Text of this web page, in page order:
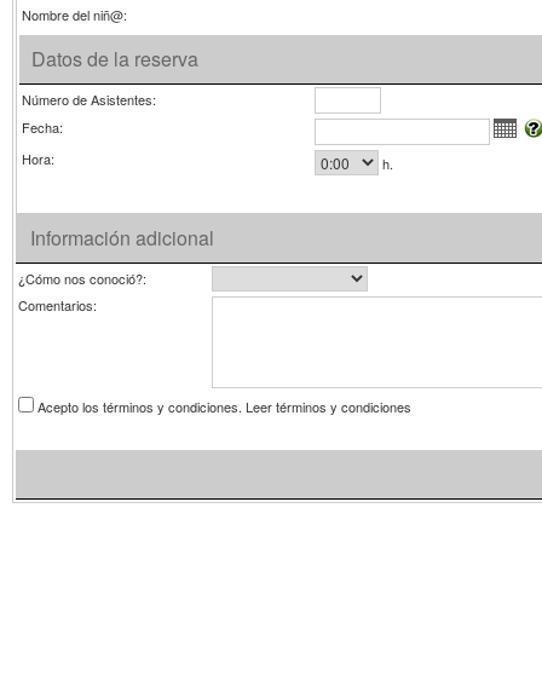
Nombre del niñ@:
Datos de la reserva
Número de Asistentes:
Fecha:
Hora:
h.
Información adicional
¿Cómo nos conoció?:
Comentarios:
Acepto los términos y condiciones. Leer términos y condiciones